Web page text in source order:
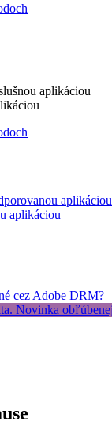
aplikáciou
aplikáciou
aplikáciou
cez Adobe DRM?